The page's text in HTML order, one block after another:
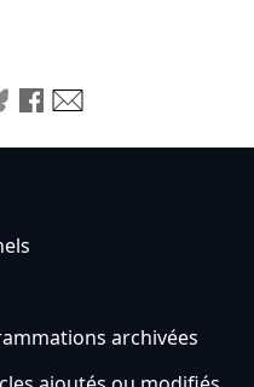
liensur LinkedIn
sur Mastodon
Partager sur Bluesky
Partager sur Facebook
archivées